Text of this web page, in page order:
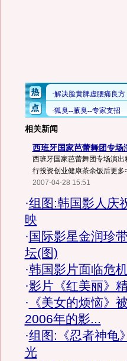
相关新闻
西班牙国家芭蕾舞团专场
西班牙国家芭蕾舞团专场演
行投资创业健康茶余饭后更多
2007-04-28 15:51
·组图:韩国影人庆
映
· 国际影星金润珍
坛(图)
·韩国影片面临危
·影片《红美丽》
· 《美女的烦恼》
2006年的影...
·组图:《忍者神龟
光